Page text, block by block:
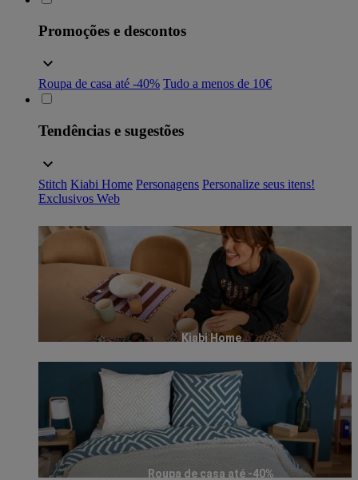
Promoções e descontos
Roupa de casa até -40% Tudo a menos de 10€
Tendências e sugestões
Stitch Kiabi Home Personagens Personalize seus itens!
Exclusivos Web
Kiabi Home
Roupa de casa até -40%